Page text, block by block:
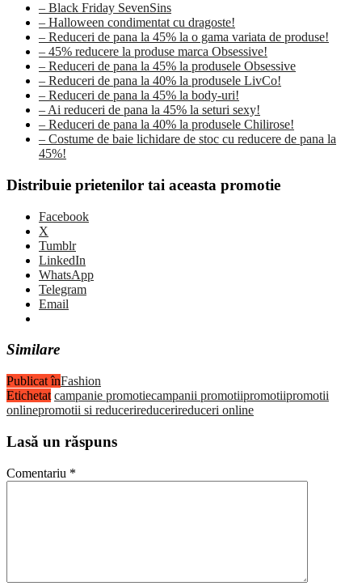
– Black Friday SevenSins
– Halloween condimentat cu dragoste!
– Reduceri de pana la 45% la o gama variata de produse!
– 45% reducere la produse marca Obsessive!
– Reduceri de pana la 45% la produsele Obsessive
– Reduceri de pana la 40% la produsele LivCo!
– Reduceri de pana la 45% la body-uri!
– Ai reduceri de pana la 45% la seturi sexy!
– Reduceri de pana la 40% la produsele Chilirose!
– Costume de baie lichidare de stoc cu reducere de pana la
45%!
Distribuie prietenilor tai aceasta promotie
Facebook
X
Tumblr
LinkedIn
WhatsApp
Telegram
Email
Similare
Publicat înFashion
Etichetat campanie promotiecampanii promotiipromotiipromotii
onlinepromotii si reducerireducerireduceri online
Lasă un răspuns
Comentariu *